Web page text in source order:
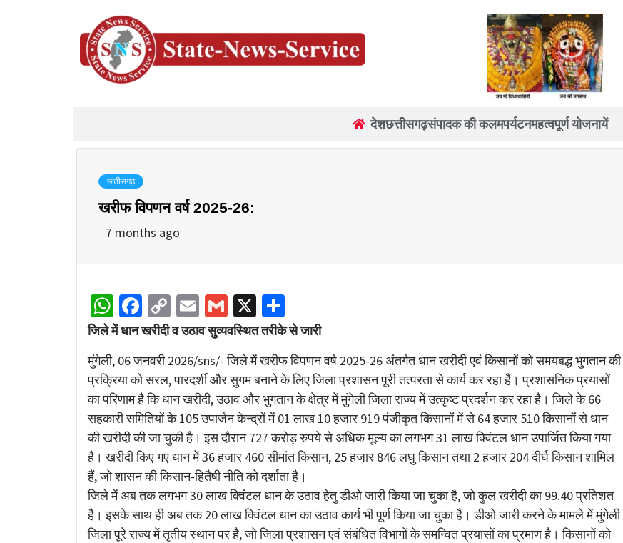
देशछत्तीसगढ़संपादक की कलमपर्यटनमहत्वपूर्ण योजनायें
छत्तीसगढ़
खरीफ विपणन वर्ष 2025-26:
7 months ago
WhatsApp
Facebook
Copy
Link
EmailGmail
X
जिले में धान खरीदी व उठाव सुव्यवस्थित तरीके से जारी
मुंगेली, 06 जनवरी 2026/sns/- जिले में खरीफ विपणन वर्ष 2025-26 अंतर्गत धान खरीदी एवं किसानों को समयबद्ध भुगतान की
प्रक्रिया को सरल, पारदर्शी और सुगम बनाने के लिए जिला प्रशासन पूरी तत्परता से कार्य कर रहा है। प्रशासनिक प्रयासों
का परिणाम है कि धान खरीदी, उठाव और भुगतान के क्षेत्र में मुंगेली जिला राज्य में उत्कृष्ट प्रदर्शन कर रहा है। जिले के 66
सहकारी समितियों के 105 उपार्जन केन्द्रों में 01 लाख 10 हजार 919 पंजीकृत किसानों में से 64 हजार 510 किसानों से धान
की खरीदी की जा चुकी है। इस दौरान 727 करोड़ रुपये से अधिक मूल्य का लगभग 31 लाख क्विंटल धान उपार्जित किया गया
है। खरीदी किए गए धान में 36 हजार 460 सीमांत किसान, 25 हजार 846 लघु किसान तथा 2 हजार 204 दीर्घ किसान शामिल
हैं, जो शासन की किसान-हितैषी नीति को दर्शाता है।
जिले में अब तक लगभग 30 लाख क्विंटल धान के उठाव हेतु डीओ जारी किया जा चुका है, जो कुल खरीदी का 99.40 प्रतिशत
है। इसके साथ ही अब तक 20 लाख क्विंटल धान का उठाव कार्य भी पूर्ण किया जा चुका है। डीओ जारी करने के मामले में मुंगेली
जिला पूरे राज्य में तृतीय स्थान पर है, जो जिला प्रशासन एवं संबंधित विभागों के समन्वित प्रयासों का प्रमाण है। किसानों को